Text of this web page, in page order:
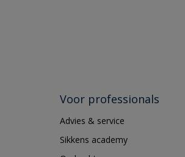
Voor professionals
Advies & service
Sikkens academy